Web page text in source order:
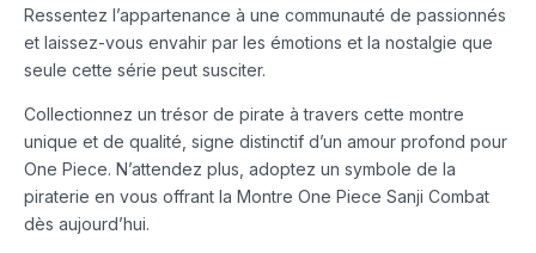
Ressentez l’appartenance à une communauté de passionnés
et laissez-vous envahir par les émotions et la nostalgie que
seule cette série peut susciter.
Collectionnez un trésor de pirate à travers cette montre
unique et de qualité, signe distinctif d’un amour profond pour
One Piece. N’attendez plus, adoptez un symbole de la
piraterie en vous offrant la Montre One Piece Sanji Combat
dès aujourd’hui.